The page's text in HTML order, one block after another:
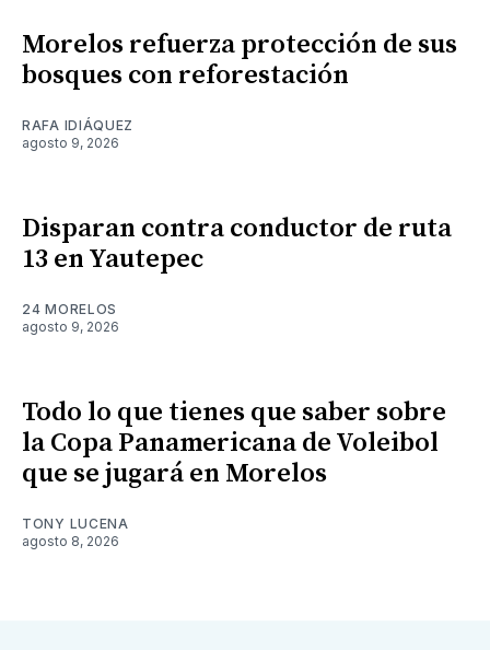
Morelos refuerza protección de sus
bosques con reforestación
RAFA IDIÁQUEZ
agosto 9, 2026
Disparan contra conductor de ruta
13 en Yautepec
24 MORELOS
agosto 9, 2026
Todo lo que tienes que saber sobre
la Copa Panamericana de Voleibol
que se jugará en Morelos
TONY LUCENA
agosto 8, 2026